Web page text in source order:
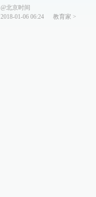
@北京时间
2018-01-06 06:24
教育家 >